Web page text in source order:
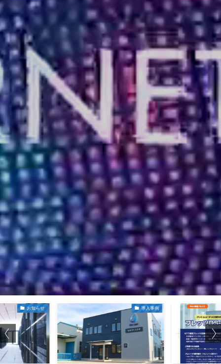
お知らせ 導入事例